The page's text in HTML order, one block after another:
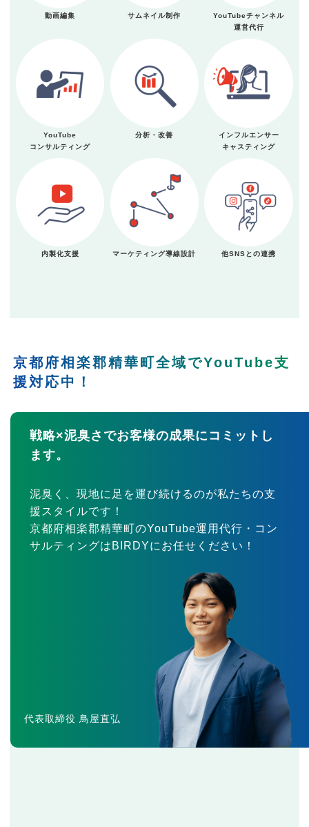
動画編集 サムネイル制作
YouTubeチャンネル
運営代行
YouTube
コンサルティング
分析・改善
インフルエンサー
キャスティング
内製化支援 マーケティング導線設計 他SNSとの連携
京都府相楽郡精華町全域でYouTube支
援対応中！
戦略×泥臭さでお客様の成果にコミットし
ます。
泥臭く、現地に足を運び続けるのが私たちの支
援スタイルです！
京都府相楽郡精華町のYouTube運用代行・コン
サルティングはBIRDYにお任せください！
代表取締役 鳥屋直弘